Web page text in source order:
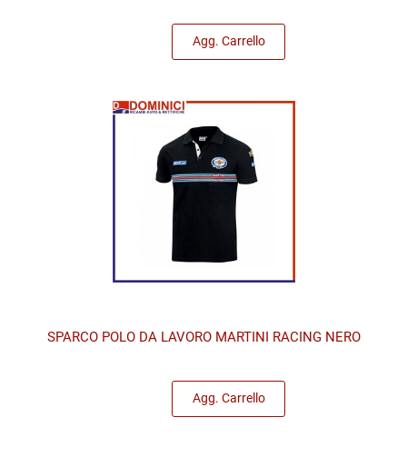
Quantità
Agg. Carrello
SPARCO POLO DA LAVORO MARTINI RACING NERO
Quantità
Agg. Carrello